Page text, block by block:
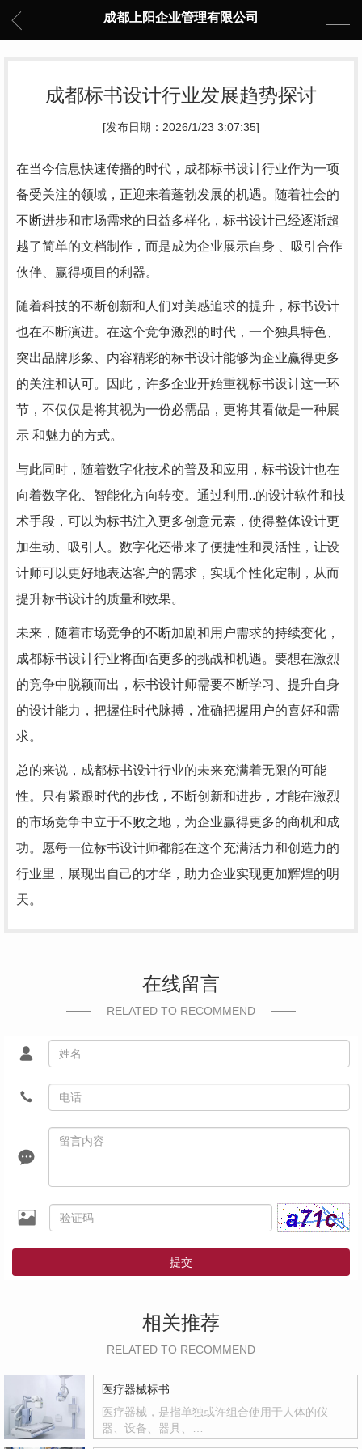
成都上阳企业管理有限公司
成都标书设计行业发展趋势探讨
[发布日期：2026/1/23 3:07:35]
在当今信息快速传播的时代，成都标书设计行业作为一项
备受关注的领域，正迎来着蓬勃发展的机遇。随着社会的
不断进步和市场需求的日益多样化，标书设计已经逐渐超
越了简单的文档制作，而是成为企业展示自身 、吸引合作
伙伴、赢得项目的利器。
随着科技的不断创新和人们对美感追求的提升，标书设计
也在不断演进。在这个竞争激烈的时代，一个独具特色、
突出品牌形象、内容精彩的标书设计能够为企业赢得更多
的关注和认可。因此，许多企业开始重视标书设计这一环
节，不仅仅是将其视为一份必需品，更将其看做是一种展
示 和魅力的方式。
与此同时，随着数字化技术的普及和应用，标书设计也在
向着数字化、智能化方向转变。通过利用..的设计软件和技
术手段，可以为标书注入更多创意元素，使得整体设计更
加生动、吸引人。数字化还带来了便捷性和灵活性，让设
计师可以更好地表达客户的需求，实现个性化定制，从而
提升标书设计的质量和效果。
未来，随着市场竞争的不断加剧和用户需求的持续变化，
成都标书设计行业将面临更多的挑战和机遇。要想在激烈
的竞争中脱颖而出，标书设计师需要不断学习、提升自身
的设计能力，把握住时代脉搏，准确把握用户的喜好和需
求。
总的来说，成都标书设计行业的未来充满着无限的可能
性。只有紧跟时代的步伐，不断创新和进步，才能在激烈
的市场竞争中立于不败之地，为企业赢得更多的商机和成
功。愿每一位标书设计师都能在这个充满活力和创造力的
行业里，展现出自己的才华，助力企业实现更加辉煌的明
天。
在线留言
RELATED TO RECOMMEND
提交
相关推荐
RELATED TO RECOMMEND
医疗器械标书
医疗器械，是指单独或许组合使用于人体的仪
器、设备、器具、…